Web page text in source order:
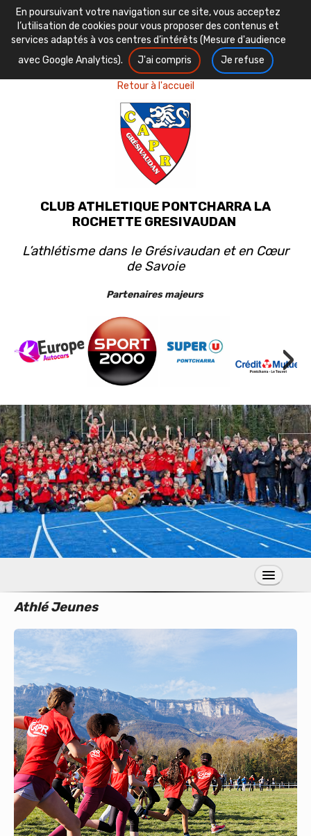
En poursuivant votre navigation sur ce site, vous acceptez
l’utilisation de cookies pour vous proposer des contenus et
services adaptés à vos centres d’intérêts (Mesure d'audience
avec Google Analytics).
J'ai compris Je refuse
Retour à l'accueil
CLUB ATHLETIQUE PONTCHARRA LA
ROCHETTE GRESIVAUDAN
L’athlétisme dans le Grésivaudan et en Cœur
de Savoie
Partenaires majeurs
›
S’inscrire
Calendrier
Bénévoles
Nos événements
Vie du club
Partenaires
Athlé Jeunes